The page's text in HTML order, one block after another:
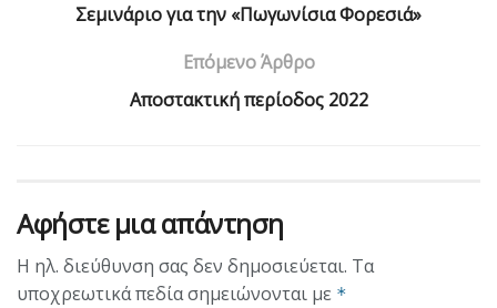
Σεμινάριο για την «Πωγωνίσια Φορεσιά»
Επόμενο Άρθρο
Aποστακτική περίοδος 2022
Αφήστε μια απάντηση
Η ηλ. διεύθυνση σας δεν δημοσιεύεται. Τα
υποχρεωτικά πεδία σημειώνονται με *